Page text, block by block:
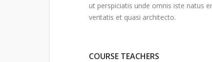
ut perspiciatis unde omnis iste natus
veritatis et quasi architecto.
COURSE TEACHERS